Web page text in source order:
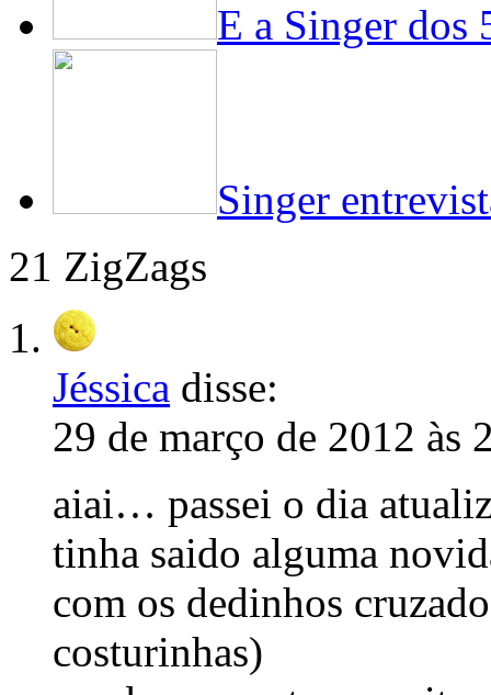
E a Singer
Singer
21 ZigZags
Jéssica disse:
29 de março de 2012 às
aiai… passei o dia
tinha saido alguma
com os dedinhos
costurinhas)